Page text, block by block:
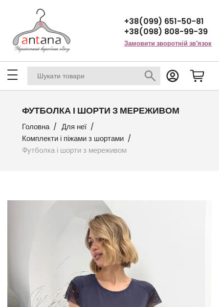
+38(099) 651-50-81
+38(098) 808-99-39
Замовити зворотній зв'язок
ФУТБОЛКА І ШОРТИ З МЕРЕЖИВОМ
Головна
Для неї
Комплекти і піжами з шортами
Футболка і шорти з мереживом